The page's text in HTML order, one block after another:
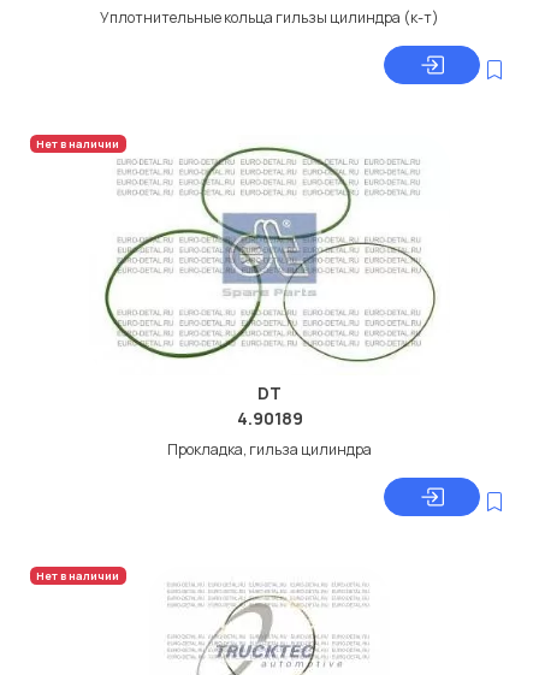
Уплотнительные кольца гильзы цилиндра (к-т)
Нет в наличии
DT
4.90189
Прокладка, гильза цилиндра
Нет в наличии